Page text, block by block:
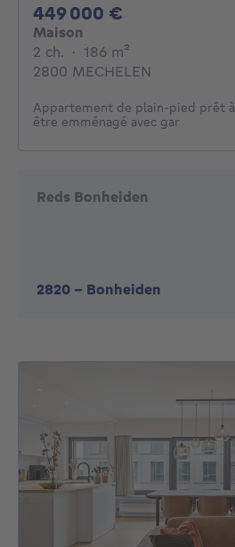
449 000 €
Maison
2 ch. 2 chambres
· 186 m²
2800 MECHELEN
Appartement de plain-pied prêt à
être emménagé avec gar
Reds Bonheiden
2820 - Bonheiden